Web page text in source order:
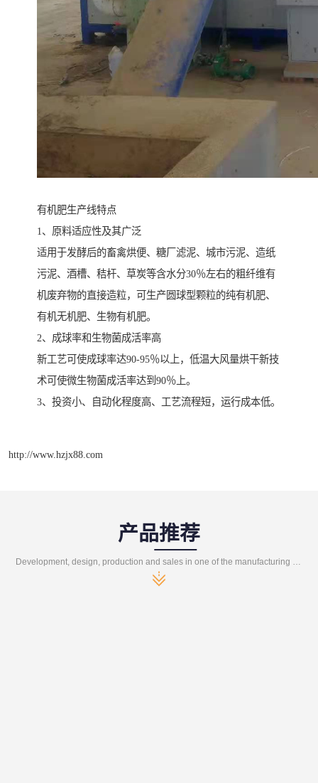
有机肥生产线特点
1、原料适应性及其广泛
适用于发酵后的畜禽烘便、糖厂滤泥、城市污泥、造纸
污泥、酒槽、秸杆、草炭等含水分30％左右的粗纤维有
机废弃物的直接造粒，可生产圆球型颗粒的纯有机肥、
有机无机肥、生物有机肥。
2、成球率和生物菌成活率高
新工艺可使成球率达90-95％以上，低温大风量烘干新技
术可使微生物菌成活率达到90％上。
3、投资小、自动化程度高、工艺流程短，运行成本低。
http://www.hzjx88.com
产品推荐
Development, design, production and sales in one of the manufacturing enterprises